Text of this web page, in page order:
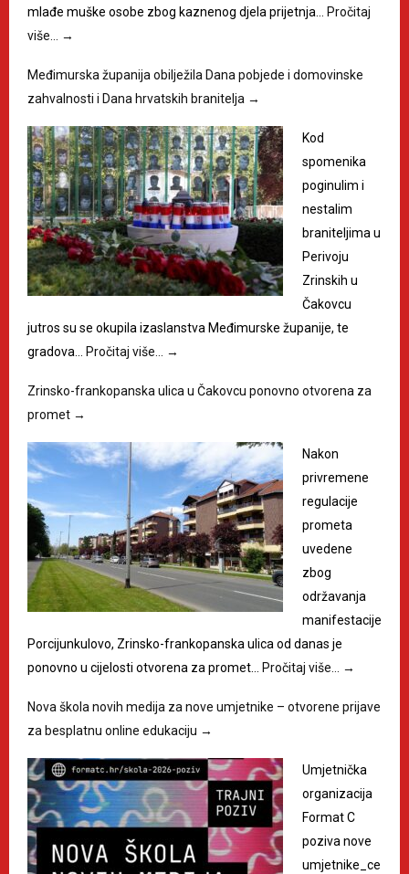
mlađe muške osobe zbog kaznenog djela prijetnja… Pročitaj
više…
→
Međimurska županija obilježila Dana pobjede i domovinske
zahvalnosti i Dana hrvatskih branitelja →
Kod
spomenika
poginulim i
nestalim
braniteljima u
Perivoju
Zrinskih u
Čakovcu
jutros su se okupila izaslanstva Međimurske županije, te
gradova… Pročitaj više… →
Zrinsko-frankopanska ulica u Čakovcu ponovno otvorena za
promet →
Nakon
privremene
regulacije
prometa
uvedene
zbog
održavanja
manifestacije
Porcijunkulovo, Zrinsko-frankopanska ulica od danas je
ponovno u cijelosti otvorena za promet… Pročitaj više… →
Nova škola novih medija za nove umjetnike – otvorene prijave
za besplatnu online edukaciju →
Umjetnička
organizacija
Format C
poziva nove
umjetnike_ce